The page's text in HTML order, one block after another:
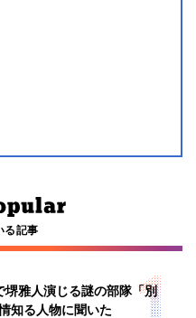
る記事
堺雅人演じる謎の部隊「別
知る人物に聞いた